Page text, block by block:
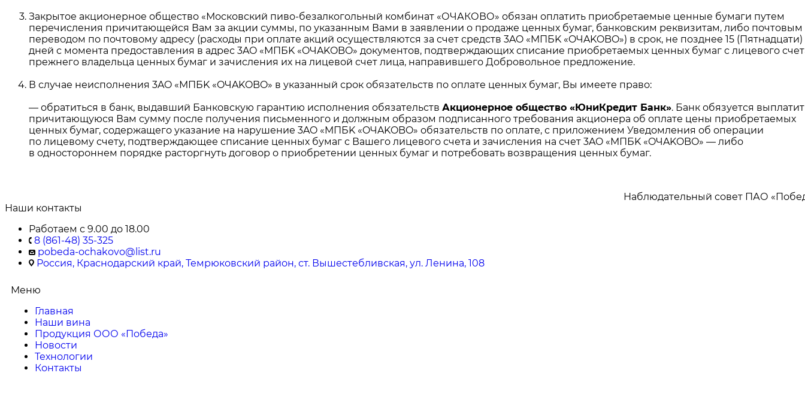
Закрытое акционерное общество «Московский пиво-безалкогольный комбинат «ОЧАКОВО» обязан оплатить приобретаемые ценные бумаги путем
перечисления причитающейся Вам за акции суммы, по указанным Вами в заявлении о продаже ценных бумаг, банковским реквизитам, либо почтовым
переводом по почтовому адресу (расходы при оплате акций осуществляются за счет средств 3AO «MПБK «OЧAKOBO») в срок, не позднее 15 (Пятнадцати)
дней с момента предоставления в адрес 3AO «MПБK «OЧAKOBO» документов, подтверждающих списание приобретаемых ценных бумаг с лицевого
прежнего владельца ценных бумаг и зачисления их на лицевой счет лица, направившего Добровольное предложение.
В случае неисполнения 3AO «MПБK «OЧAKOBO» в указанный срок обязательств по оплате ценных бумаг, Вы имеете право:
— обратиться в банк, выдавший Банковскую гарантию исполнения обязательств Акционерное общество «ЮниКредит Банк». Банк обязуется
причитающуюся Вам сумму после получения письменного и должным образом подписанного требования акционера об оплате цены приобретаемых
ценных бумаг, содержащего указание на нарушение 3AO «MПБK «OЧAKOBO» обязательств по оплате, с приложением Уведомления об операции
по лицевому счету, подтверждающее списание ценных бумаг с Вашего лицевого счета и зачисления на счет 3AO «MПБK «OЧAKOBO» — либо
в одностороннем порядке расторгнуть договор о приобретении ценных бумаг и потребовать возвращения ценных бумаг.
Наблюдательный совет ПАО
Наши контакты
Работаем с 9.00 до 18.00
8 (861-48) 35-325
pobeda-ochakovo@list.ru
Россия, Краснодарский край, Темрюковский район, ст. Вышестебливская, ул. Ленина, 108
Меню
Главная
Наши вина
Продукция ООО «Победа»
Новости
Технологии
Контакты